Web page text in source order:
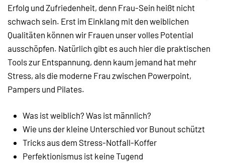
Erfolg und Zufriedenheit, denn Frau-Sein heißt nicht
schwach sein. Erst im Einklang mit den weiblichen
Qualitäten können wir Frauen unser volles Potential
ausschöpfen. Natürlich gibt es auch hier die praktischen
Tools zur Entspannung, denn kaum jemand hat mehr
Stress, als die moderne Frau zwischen Powerpoint,
Pampers und Pilates.
Was ist weiblich? Was ist männlich?
Wie uns der kleine Unterschied vor Bunout schützt
Tricks aus dem Stress-Notfall-Koffer
Perfektionismus ist keine Tugend